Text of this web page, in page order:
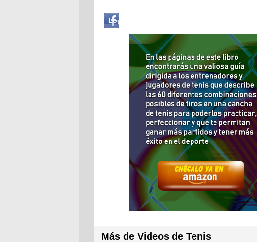
Log in with...
Más de Videos de Tenis